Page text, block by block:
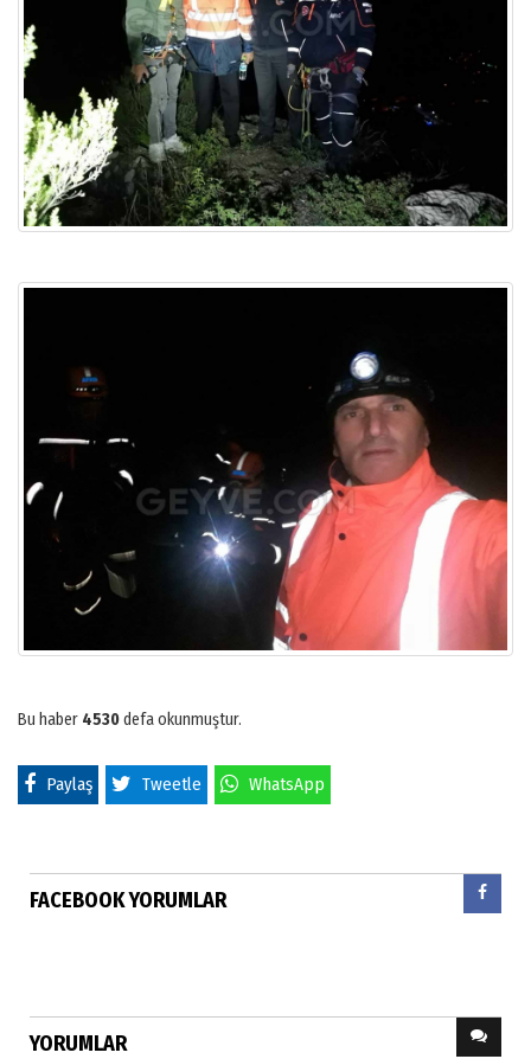
Bu haber 4530defa okunmuştur.
Paylaş Tweetle WhatsApp
FACEBOOK YORUMLAR
YORUMLAR